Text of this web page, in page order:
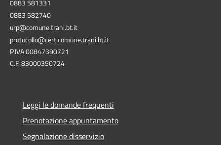
0883 581331
0883 582740
urp@comune.trani.bt.it
protocollo@cert.comune.trani.bt.it
P.IVA 00847390721
C.F. 83000350724
Leggi le domande frequenti
Prenotazione appuntamento
Segnalazione disservizio